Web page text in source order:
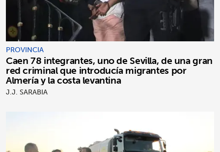
PROVINCIA
Caen 78 integrantes, uno de Sevilla, de una gran
red criminal que introducía migrantes por
Almería y la costa levantina
J.J. SARABIA